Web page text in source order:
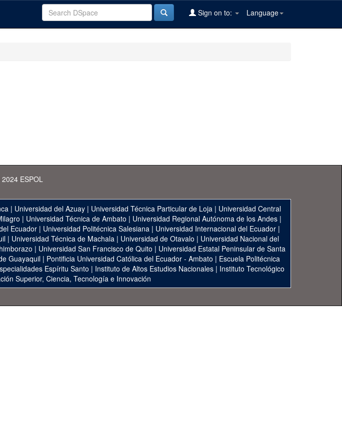
Language
Sign on to:
ESPOL
| Universidad del Azuay | Universidad Técnica Particular de Loja | Universidad Central
| Universidad Técnica de Ambato | Universidad Regional Autónoma de los Andes|
Ecuador| Universidad Politécnica Salesiana| Universidad Internacional del Ecuador|
| Universidad Técnica de Machala | Universidad de Otavalo | Universidad Nacional del
| Universidad San Francisco de Quito | Universidad Estatal Peninsular de Santa
Guayaquil | Pontificia Universidad Católica del Ecuador - Ambato | Escuela Politécnica
Espíritu Santo | Instituto de Altos Estudios Nacionales | Instituto Tecnológico
Superior, Ciencia, Tecnología e Innovación